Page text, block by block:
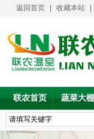
返回首页 收藏本站
联农首页 蔬菜大棚